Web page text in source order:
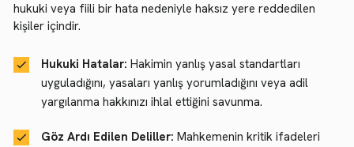
hukuki veya fiili bir hata nedeniyle haksız yere reddedilen
kişiler içindir.
Hukuki Hatalar: Hakimin yanlış yasal standartları
uyguladığını, yasaları yanlış yorumladığını veya adil
yargılanma hakkınızı ihlal ettiğini savunma.
Göz Ardı Edilen Deliller: Mahkemenin kritik ifadeleri